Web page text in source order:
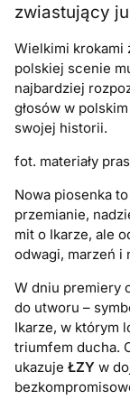
zwiastujący
Wielkimi krokami
polskiej scenie
najbardziej
głosów w
swojej historii.
fot. materiały
Nowa piosenka
przemianie,
mit o Ikarze, ale
odwagi, marzeń i
W dniu premiery
do utworu –
Ikarze, w którym
triumfem ducha.
ukazujeŁZY w